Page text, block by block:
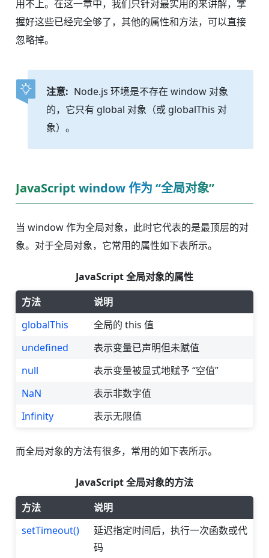
用不上。在这一章中，我们只针对最实用的来讲解，掌
握好这些已经完全够了，其他的属性和方法，可以直接
忽略掉。
注意: Node.js 环境是不存在 window 对象
的，它只有 global 对象（或 globalThis 对
象）。
JavaScript window 作为 “全局对象”
当 window 作为全局对象，此时它代表的是最顶层的对
象。对于全局对象，它常用的属性如下表所示。
JavaScript 全局对象的属性
方法
说明
globalThis
全局的 this 值
undefined
表示变量已声明但未赋值
null
表示变量被显式地赋予 “空值”
NaN
表示非数字值
Infinity
表示无限值
而全局对象的方法有很多，常用的如下表所示。
JavaScript 全局对象的方法
方法
说明
setTimeout()
延迟指定时间后，执行一次函数或代
码